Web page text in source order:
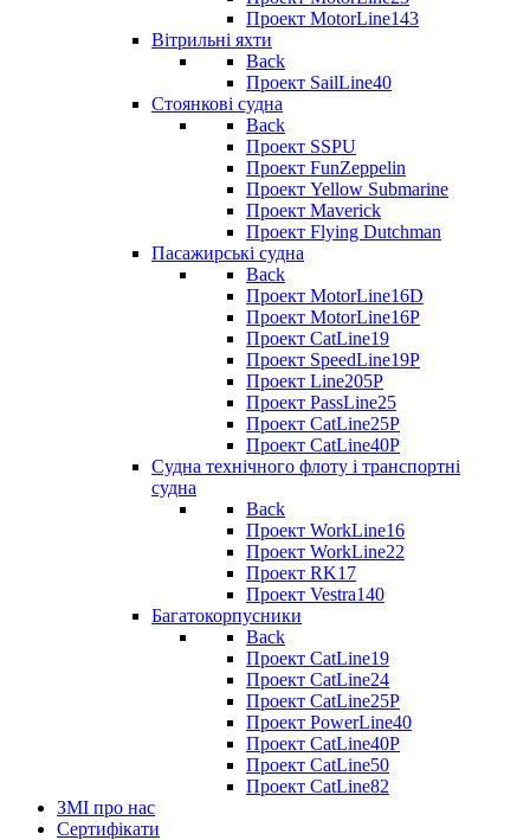
Проект MotorLine143
Вітрильні яхти
Back
Проект SailLine40
Стоянкові судна
Back
Проект SSPU
Проект FunZeppelin
Проект Yellow Submarine
Проект Maverick
Проект Flying Dutchman
Пасажирські судна
Back
Проект MotorLine16D
Проект MotorLine16P
Проект CatLine19
Проект SpeedLine19P
Проект Line205P
Проект PassLine25
Проект CatLine25P
Проект CatLine40P
Судна технічного флоту і транспортні
судна
Back
Проект WorkLine16
Проект WorkLine22
Проект RK17
Проект Vestra140
Багатокорпусники
Back
Проект CatLine19
Проект CatLine24
Проект CatLine25P
Проект PowerLine40
Проект CatLine40P
Проект CatLine50
Проект CatLine82
ЗМІ про нас
Сертифікати